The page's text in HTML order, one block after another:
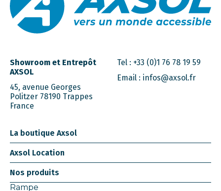
Showroom et Entrepôt
AXSOL
45, avenue Georges
Politzer 78190 Trappes
France
Tel : +33 (0)1 76 78 19 59
Email : infos@axsol.fr
La boutique Axsol
Axsol Location
Nos produits
Rampe